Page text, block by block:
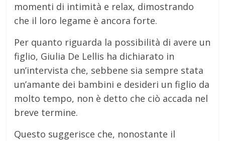
momenti di intimità e relax, dimostrando
che il loro legame è ancora forte.
Per quanto riguarda la possibilità di avere un
figlio, Giulia De Lellis ha dichiarato in
un’intervista che, sebbene sia sempre stata
un’amante dei bambini e desideri un figlio da
molto tempo, non è detto che ciò accada nel
breve termine.
Questo suggerisce che, nonostante il